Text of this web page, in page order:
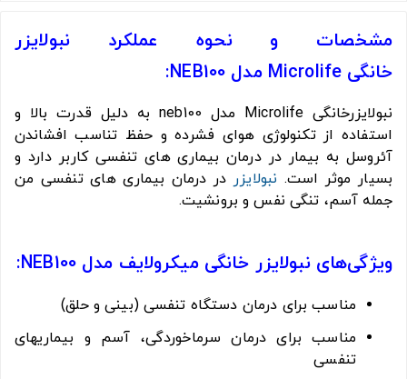
مشخصات و نحوه عملکرد نبولایزر
خانگی Microlife مدل NEB100:
نبولایزرخانگی Microlife مدل neb100 به دلیل قدرت بالا و
استفاده از تکنولوژی هوای فشرده و حفظ تناسب افشاندن
آئروسل به بیمار در درمان بیماری های تنفسی کاربر دارد و
بسیار موثر است. نبولایزر در درمان بیماری های تنفسی من
جمله آسم، تنگی نفس و برونشیت.
ویژگی‌های نبولایزر خانگی میکرولایف مدل NEB100:
مناسب برای درمان دستگاه تنفسی (بینی و حلق)
مناسب برای درمان سرماخوردگی، آسم و بیماریهای
تنفسی